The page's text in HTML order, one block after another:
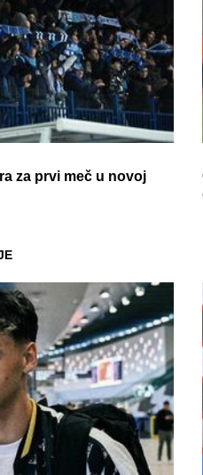
za prvi meč u novoj